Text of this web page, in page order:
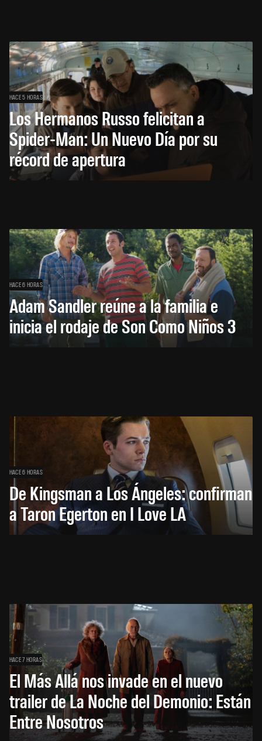
HACE 5 HORAS
Los Hermanos Russo felicitan a
Spider-Man: Un Nuevo Día por su
récord de apertura
HACE 6 HORAS
Adam Sandler reúne a la familia e
inicia el rodaje de Son Como Niños 3
HACE 6 HORAS
De Kingsman a Los Ángeles: confirman
a Taron Egerton en I Love LA
HACE 7 HORAS
El Más Allá nos invade en el nuevo
trailer de La Noche del Demonio: Están
Entre Nosotros